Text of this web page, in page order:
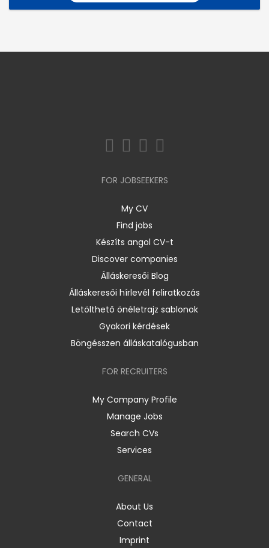
FOR JOBSEEKERS
My CV
Find jobs
Készíts angol CV-t
Discover companies
Álláskeresői Blog
Álláskeresői hírlevél feliratkozás
Letölthető önéletrajz sablonok
Gyakori kérdések
Böngésszen álláskatalógusban
FOR RECRUITERS
My Company Profile
Manage Jobs
Search CVs
Services
GENERAL
About Us
Contact
Imprint